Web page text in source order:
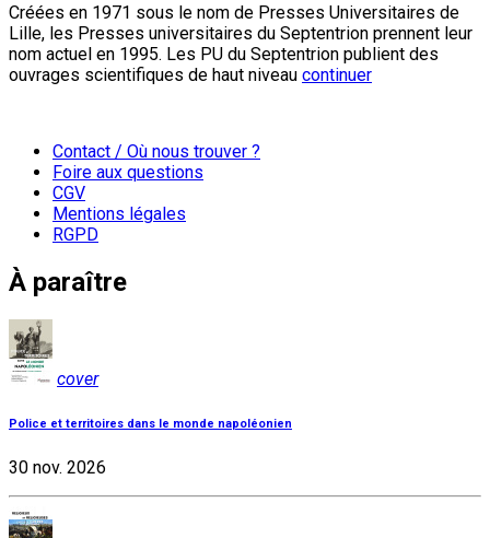
Créées en 1971 sous le nom de Presses Universitaires de
Lille, les Presses universitaires du Septentrion prennent leur
nom actuel en 1995. Les PU du Septentrion publient des
ouvrages scientifiques de haut niveau continuer
Contact / Où nous trouver ?
Foire aux questions
CGV
Mentions légales
RGPD
À paraître
cover
Police et territoires dans le monde napoléonien
30 nov. 2026